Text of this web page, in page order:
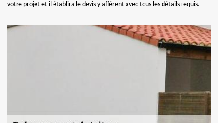
votre projet et il établira le devis y afférent avec tous les détails requis.